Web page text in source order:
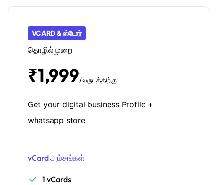
VCARD & ஸ்டோர்
தொழில்முறை
₹1,999/வருடத்திற்கு
Get your digital business Profile +
whatsapp store
vCard அம்சங்கள்
1 vCards